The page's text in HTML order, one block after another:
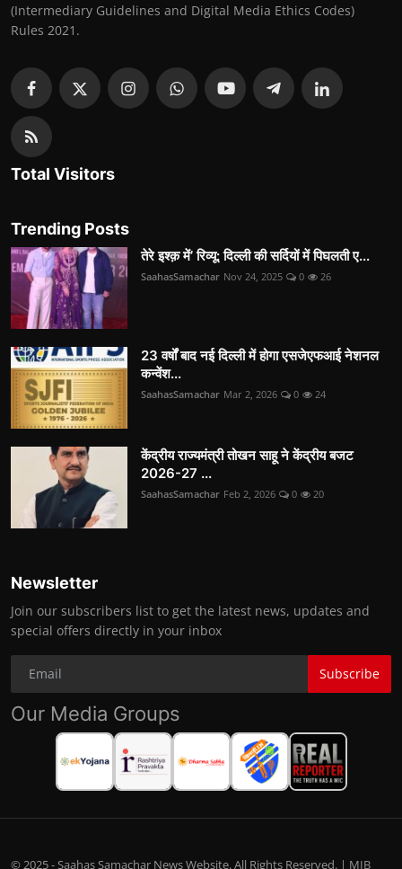
(Intermediary Guidelines and Digital Media Ethics Codes)
Rules 2021.
Total Visitors
Trending Posts
तेरे इश्क़ में’ रिव्यू: दिल्ली की सर्दियों में पिघलती ए...
SaahasSamachar Nov 24, 2025 0 26
23 वर्षों बाद नई दिल्ली में होगा एसजेएफआई नेशनल
कन्वेंश...
SaahasSamachar Mar 2, 2026 0 24
केंद्रीय राज्यमंत्री तोखन साहू ने केंद्रीय बजट
2026-27 ...
SaahasSamachar Feb 2, 2026 0 20
Newsletter
Join our subscribers list to get the latest news, updates and
special offers directly in your inbox
Subscribe
Our Media Groups
© 2025 - Saahas Samachar News Website. All Rights Reserved. | MIB